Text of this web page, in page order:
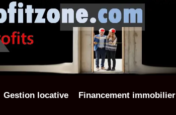
Gestion locative Financement immobilier